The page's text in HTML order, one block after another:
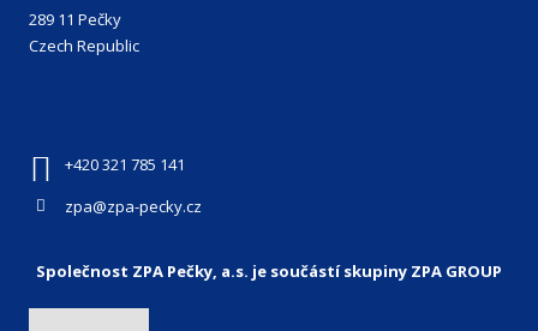
289 11 Pečky
Czech Republic
+420 321 785 141
zpa@zpa-pecky.cz
Společnost ZPA Pečky, a.s. je součástí skupiny ZPA GROUP